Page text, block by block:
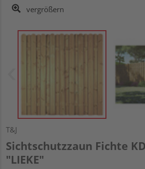
vergrößern
T&J
Sichtschutzzaun Fichte
"LIEKE"